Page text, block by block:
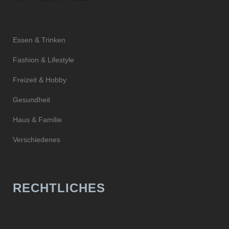
Essen & Trinken
Fashion & Lifestyle
Freizeit & Hobby
Gesundheit
Haus & Familie
Verschiedenes
RECHTLICHES